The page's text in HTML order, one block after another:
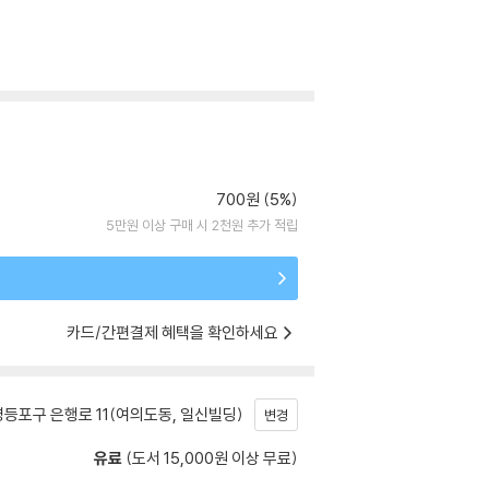
700원 (5%)
5만원 이상 구매 시 2천원 추가 적립
카드/간편결제 혜택을 확인하세요
포구 은행로 11(여의도동, 일신빌딩) 변경
유료 (도서 15,000원 이상 무료)